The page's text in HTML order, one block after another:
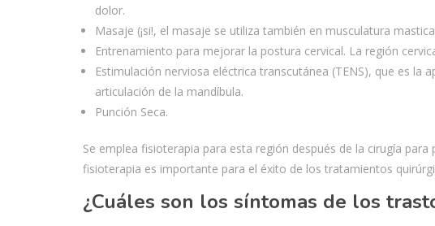
dolor.
Masaje (¡si!, el masaje se utiliza también en musculatura
Entrenamiento para mejorar la postura cervical. La región
Estimulación nerviosa eléctrica transcutánea (TENS), que es la
articulación de la mandíbula.
Punción Seca.
Se emplea fisioterapia para esta región después de la cirugía
fisioterapia es importante para el éxito de los tratamientos
¿Cuáles son los síntomas de los